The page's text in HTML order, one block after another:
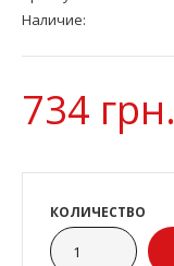
Наличие:
734 грн.
КОЛИЧЕСТВО